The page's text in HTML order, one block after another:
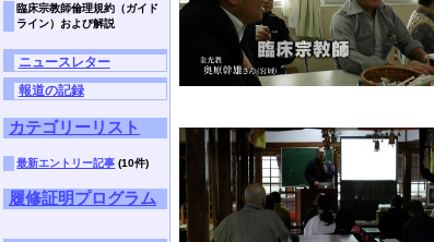
臨床宗教師倫理規約（ガイド
ライン）および解説
ニュースレター
報道の記録
カテゴリーリスト
最新エントリー記事 (10件)
履修証明プログラム